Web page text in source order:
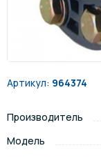
Артикул: 964374
Производитель
Модель